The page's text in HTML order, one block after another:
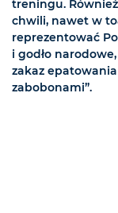
treningu.
chwili, nawet w
reprezentować
i godło
zakaz
zabobonami”.